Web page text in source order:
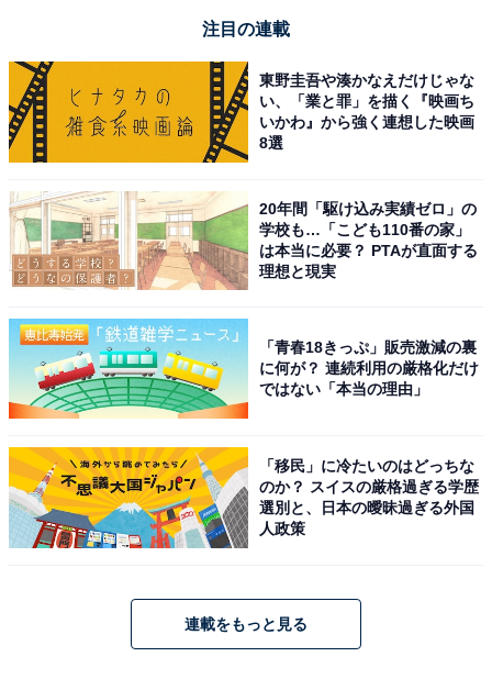
この記事の執筆者： 坂上 恵
All About ニュースの編集者。オールアバウトに入社後、SNSトレン
ドにフォーカスした記事執筆やSEOライティングの経験を経て、の
ちにAll About ニュースチームのメンバーに加入。現在は旅行・カル
屋巡りとスポーツ観戦が生きがい。
次ページ 10位までのランキング結果を見る
注目の連載
東野圭吾や湊かなえだけじゃな
い、「業と罪」を描く『映画ち
いかわ』から強く連想した映画
8選
20年間「駆け込み実績ゼロ」の
学校も…「こども110番の家」
は本当に必要？ PTAが直面する
理想と現実
「青春18きっぷ」販売激減の裏
に何が？ 連続利用の厳格化だけ
ではない「本当の理由」
「移民」に冷たいのはどっちな
のか？ スイスの厳格過ぎる学歴
選別と、日本の曖昧過ぎる外国
人政策
連載をもっと見る